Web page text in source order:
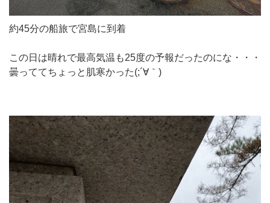
約45分の船旅で宮島に到着
この日は晴れで最高気温も25度の予報だったのにな・・・
曇っててちょっと肌寒かった(;´∀｀)